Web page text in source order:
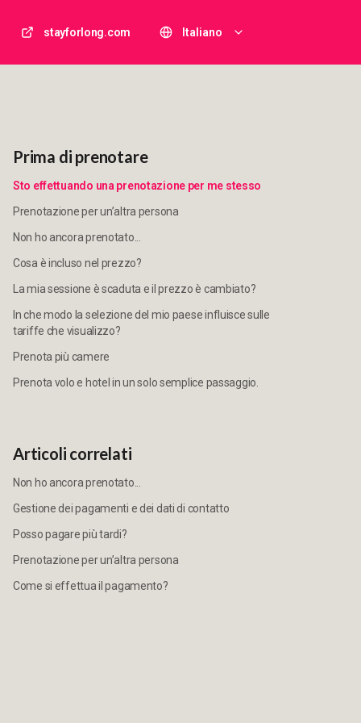
stayforlong.com Italiano
Prima di prenotare
Sto effettuando una prenotazione per me stesso
Prenotazione per un’altra persona
Non ho ancora prenotato...
Cosa è incluso nel prezzo?
La mia sessione è scaduta e il prezzo è cambiato?
In che modo la selezione del mio paese influisce sulle
tariffe che visualizzo?
Prenota più camere
Prenota volo e hotel in un solo semplice passaggio.
Articoli correlati
Non ho ancora prenotato...
Gestione dei pagamenti e dei dati di contatto
Posso pagare più tardi?
Prenotazione per un’altra persona
Come si effettua il pagamento?